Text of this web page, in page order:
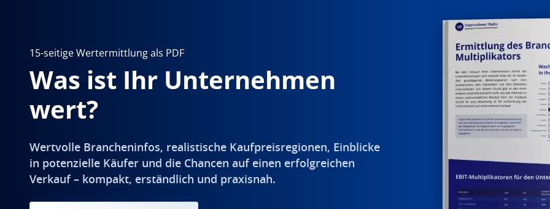
15-seitige Wertermittlung als PDF
Was ist Ihr Unternehmen
wert?
Wertvolle Brancheninfos, realistische Kaufpreisregionen, Einblicke
in potenzielle Käufer und die Chancen auf einen erfolgreichen
Verkauf – kompakt, erständlich und praxisnah.